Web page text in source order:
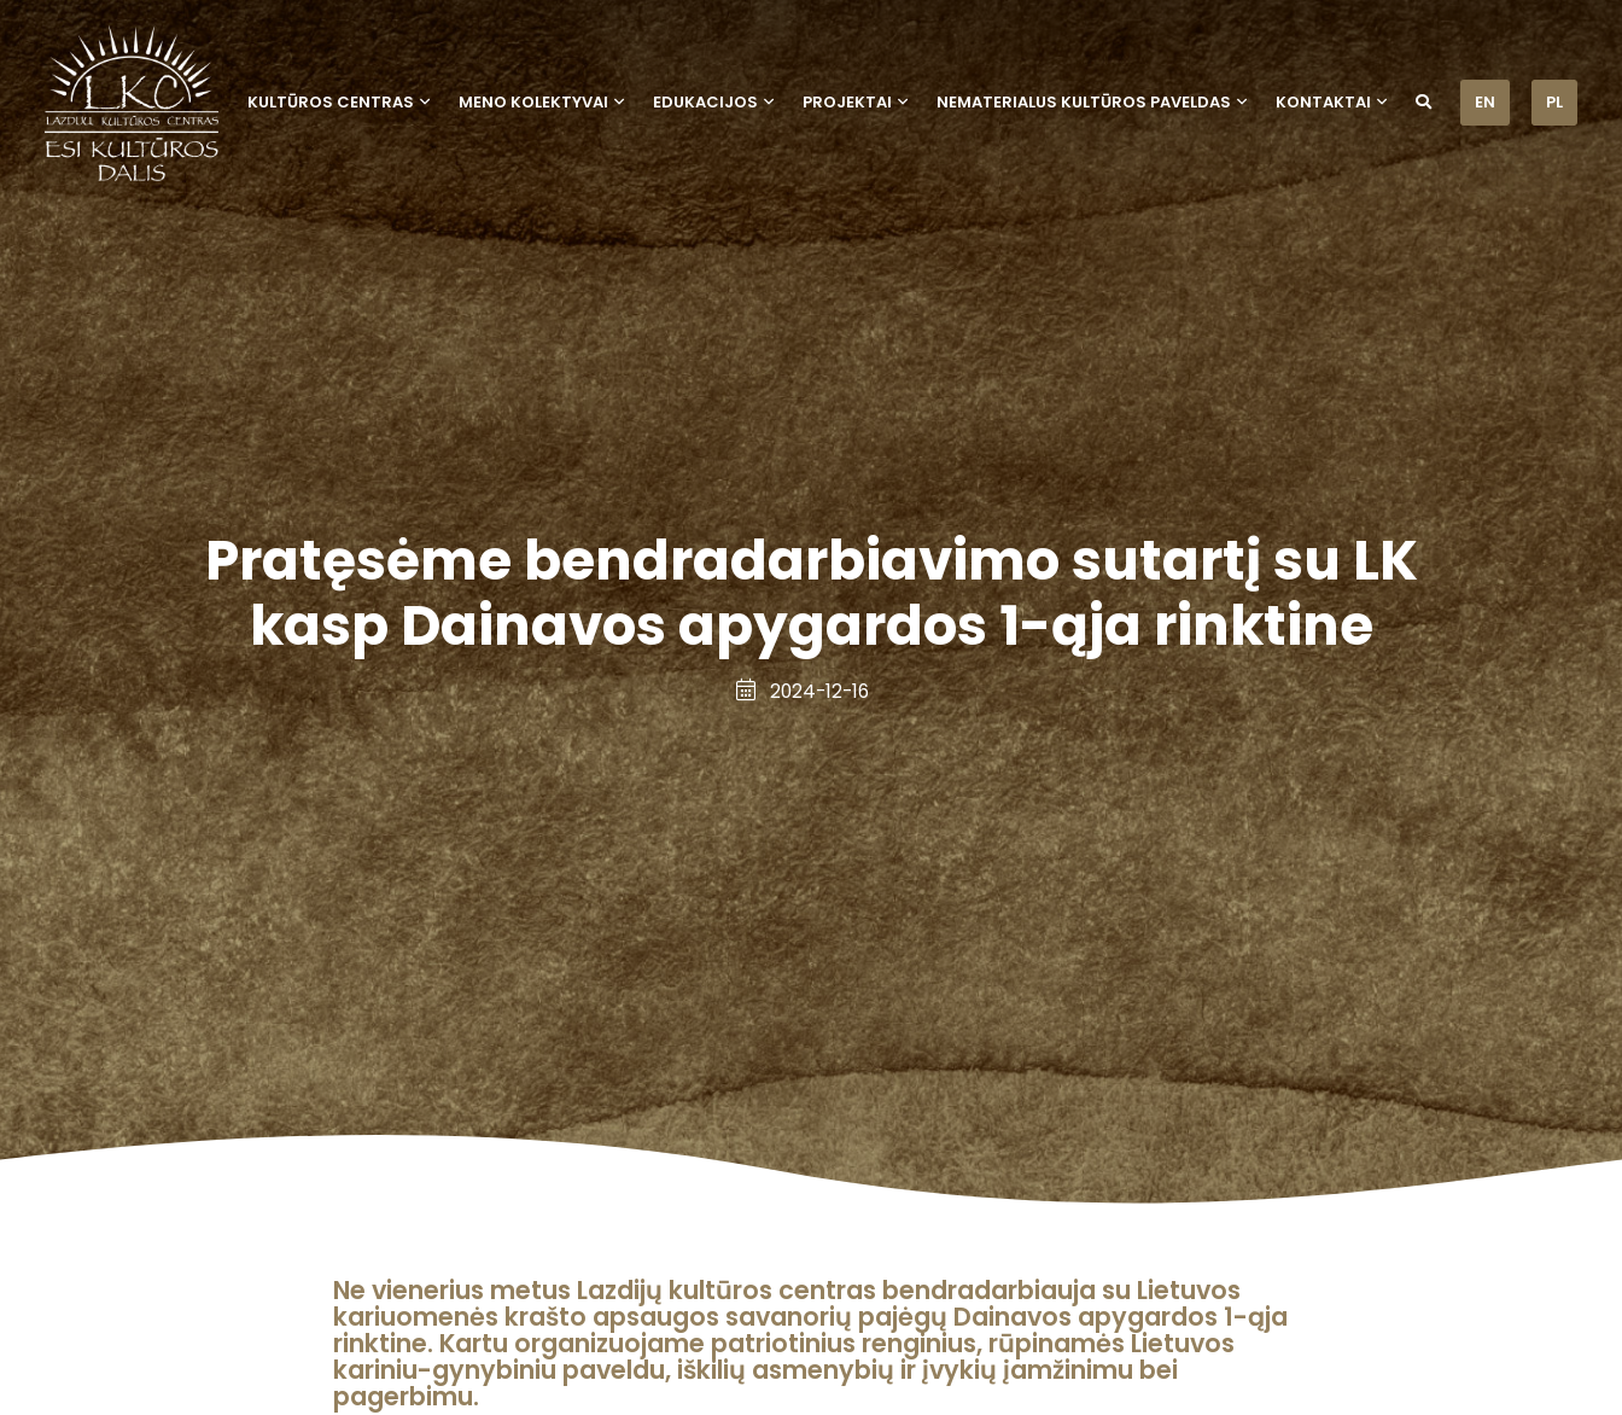
KULTŪROS CENTRAS MENO KOLEKTYVAI EDUKACIJOS PROJEKTAI NEMATERIALUS KULTŪROS PAVELDAS KONTAKTAI EN PL
Pratęsėme bendradarbiavimo sutartį su LK
kasp Dainavos apygardos 1-ąja rinktine
2024-12-16
Ne vienerius metus Lazdijų kultūros centras bendradarbiauja su Lietuvos
kariuomenės krašto apsaugos savanorių pajėgų Dainavos apygardos 1-ąja
rinktine. Kartu organizuojame patriotinius renginius, rūpinamės Lietuvos
kariniu-gynybiniu paveldu, iškilių asmenybių ir įvykių įamžinimu bei
pagerbimu.